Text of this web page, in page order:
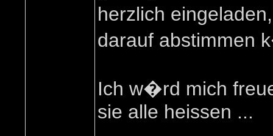
herzlich
darauf abstimmen
Ich w�rd mich
sie alle heissen ...